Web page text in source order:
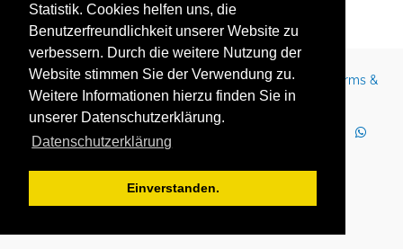
Statistik. Cookies helfen uns, die
Benutzerfreundlichkeit unserer Website zu
verbessern. Durch die weitere Nutzung der
Website stimmen Sie der Verwendung zu.
Weitere Informationen hierzu finden Sie in
unserer Datenschutzerklärung.
Datenschutzerklärung
Einverstanden.
Contact Legal Notice Newsletter Careers
Terms &
Conditions
Privacy Policy Terms of Use
WhatsApp
2025 Copyright © YOUTH GLOBE Europa GmbH